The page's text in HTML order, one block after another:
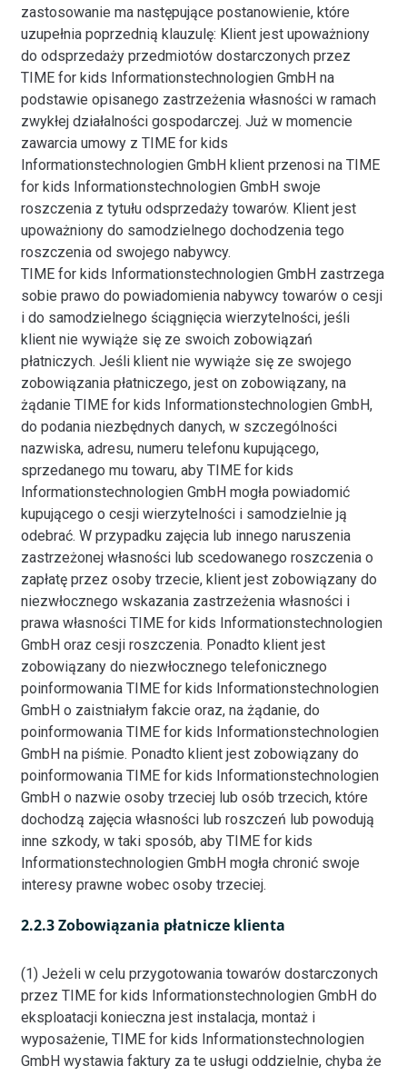
zastosowanie ma następujące postanowienie, które
uzupełnia poprzednią klauzulę: Klient jest upoważniony
do odsprzedaży przedmiotów dostarczonych przez
TIME for kids Informationstechnologien GmbH na
podstawie opisanego zastrzeżenia własności w ramach
zwykłej działalności gospodarczej. Już w momencie
zawarcia umowy z TIME for kids
Informationstechnologien GmbH klient przenosi na TIME
for kids Informationstechnologien GmbH swoje
roszczenia z tytułu odsprzedaży towarów. Klient jest
upoważniony do samodzielnego dochodzenia tego
roszczenia od swojego nabywcy.
TIME for kids Informationstechnologien GmbH zastrzega
sobie prawo do powiadomienia nabywcy towarów o cesji
i do samodzielnego ściągnięcia wierzytelności, jeśli
klient nie wywiąże się ze swoich zobowiązań
płatniczych. Jeśli klient nie wywiąże się ze swojego
zobowiązania płatniczego, jest on zobowiązany, na
żądanie TIME for kids Informationstechnologien GmbH,
do podania niezbędnych danych, w szczególności
nazwiska, adresu, numeru telefonu kupującego,
sprzedanego mu towaru, aby TIME for kids
Informationstechnologien GmbH mogła powiadomić
kupującego o cesji wierzytelności i samodzielnie ją
odebrać. W przypadku zajęcia lub innego naruszenia
zastrzeżonej własności lub scedowanego roszczenia o
zapłatę przez osoby trzecie, klient jest zobowiązany do
niezwłocznego wskazania zastrzeżenia własności i
prawa własności TIME for kids Informationstechnologien
GmbH oraz cesji roszczenia. Ponadto klient jest
zobowiązany do niezwłocznego telefonicznego
poinformowania TIME for kids Informationstechnologien
GmbH o zaistniałym fakcie oraz, na żądanie, do
poinformowania TIME for kids Informationstechnologien
GmbH na piśmie. Ponadto klient jest zobowiązany do
poinformowania TIME for kids Informationstechnologien
GmbH o nazwie osoby trzeciej lub osób trzecich, które
dochodzą zajęcia własności lub roszczeń lub powodują
inne szkody, w taki sposób, aby TIME for kids
Informationstechnologien GmbH mogła chronić swoje
interesy prawne wobec osoby trzeciej.
2.2.3 Zobowiązania płatnicze klienta
(1) Jeżeli w celu przygotowania towarów dostarczonych
przez TIME for kids Informationstechnologien GmbH do
eksploatacji konieczna jest instalacja, montaż i
wyposażenie, TIME for kids Informationstechnologien
GmbH wystawia faktury za te usługi oddzielnie, chyba że